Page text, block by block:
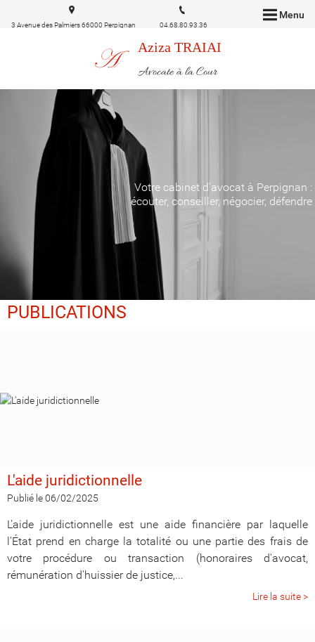
Menu
Aziza TRAIAI
Avocate à la Cour
3 Avenue des Palmiers 66000 Perpignan 04.68.80.93.36
Votre cabinet d'avocat à Perpignan :
écouter, conseiller, négocier, défendre
PUBLICATIONS
L'aide juridictionnelle
Publié le 06/02/2025
L'aide juridictionnelle est une aide financière par laquelle
l'État prend en charge la totalité ou une partie des frais de
votre procédure ou transaction (honoraires d'avocat,
rémunération d'huissier de justice,...
Lire la suite >